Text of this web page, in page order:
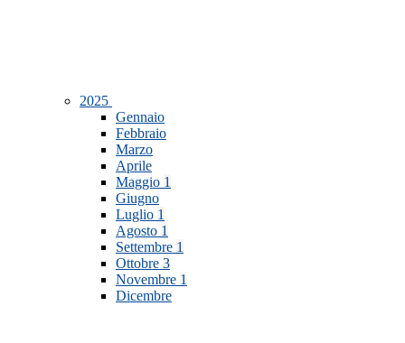
2025
Gennaio
Febbraio
Marzo
Aprile
Maggio 1
Giugno
Luglio 1
Agosto 1
Settembre 1
Ottobre 3
Novembre 1
Dicembre